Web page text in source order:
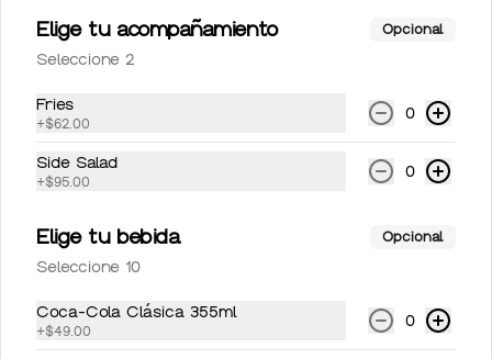
Topo Chico 600 ml
Elige tu acompañamiento Opcional
Seleccione 2
Fries
+$62.00
0
Side Salad
+$95.00
0
Elige tu bebida Opcional
Seleccione 10
Coca-Cola Clásica 355ml
+$49.00
0